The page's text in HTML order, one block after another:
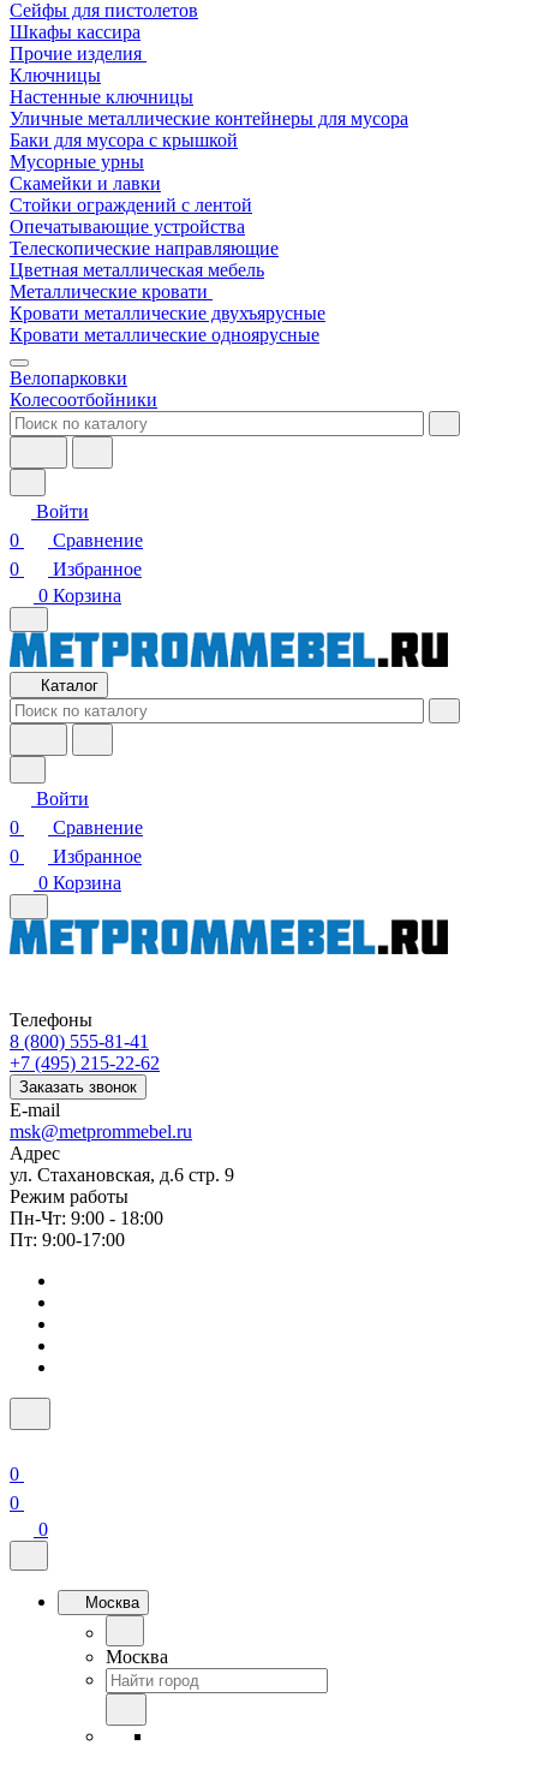
Сейфы для пистолетов
Шкафы кассира
Прочие изделия
Ключницы
Настенные ключницы
Уличные металлические контейнеры для мусора
Баки для мусора с крышкой
Мусорные урны
Скамейки и лавки
Стойки ограждений с лентой
Опечатывающие устройства
Телескопические направляющие
Цветная металлическая мебель
Металлические кровати
Кровати металлические двухъярусные
Кровати металлические одноярусные
Велопарковки
Колесоотбойники
Войти
0
Сравнение
0
Избранное
0 Корзина
Каталог
Войти
0
Сравнение
0
Избранное
0 Корзина
Телефоны
8 (800) 555-81-41
+7 (495) 215-22-62
Заказать звонок
E-mail
msk@metprommebel.ru
Адрес
ул. Стахановская, д.6 стр. 9
Режим работы
Пн-Чт: 9:00 - 18:00
Пт: 9:00-17:00
0
0
0
Москва
Москва